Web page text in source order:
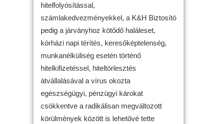
hitelfolyósítással,
számlakedvezményekkel, a K&H Biztosító
pedig a járványhoz kötődő haláleset,
kórházi napi térítés, keresőképtelenség,
munkanélküliség esetén történő
hitelkifizetéssel, hiteltörlesztés
átvállalásával a vírus okozta
egészségügyi, pénzügyi károkat
csökkentve a radikálisan megváltozott
körülmények között is lehetővé tette